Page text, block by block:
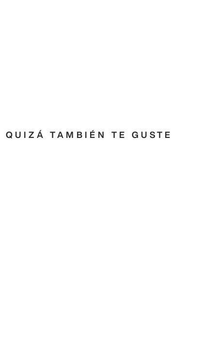
QUIZÁ TAMBIÉN TE GUSTE